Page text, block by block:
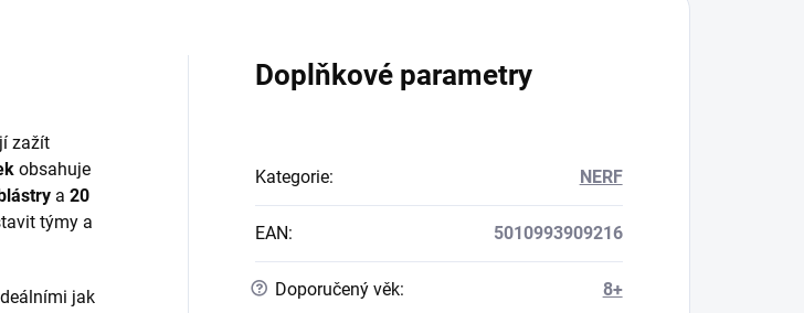
zažít
obsahuje
a 20
týmy a
jak
Doplňkové parametry
Kategorie: NERF
EAN: 5010993909216
? Doporučený věk: 8+